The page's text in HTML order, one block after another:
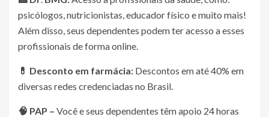
psicólogos, nutricionistas, educador físico e muito mais!
Além disso, seus dependentes podem ter acesso a esses
profissionais de forma online.
💊 Desconto em farmácia: Descontos em até 40% em
diversas redes credenciadas no Brasil.
🧠 PAP – Você e seus dependentes têm apoio 24 horas